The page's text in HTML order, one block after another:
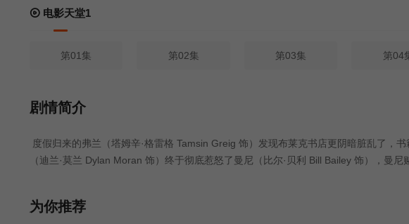
电影天堂1
第01集 第02集 第03集 第04
剧情简介
度假归来的弗兰（塔姆辛·格雷格 Tamsin Greig 饰）发现布莱克书店更阴暗脏乱了，
（迪兰·莫兰 Dylan Moran 饰）终于彻底惹怒了曼尼（比尔·贝利 Bill Bailey 饰），曼
为你推荐